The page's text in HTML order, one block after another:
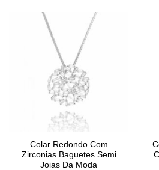
Colar Redondo Com
Zirconias Baguetes Semi
Joias Da Moda